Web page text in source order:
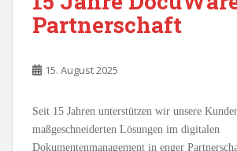
Partnerschaft
15. August 2025
Seit 15 Jahren unterstützen wir unsere
maßgeschneiderten Lösungen im digitalen
Dokumentenmanagement in enger